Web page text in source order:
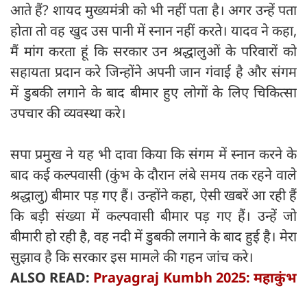
आते हैं? शायद मुख्यमंत्री को भी नहीं पता है। अगर उन्हें पता
होता तो वह खुद उस पानी में स्नान नहीं करते। यादव ने कहा,
मैं मांग करता हूं कि सरकार उन श्रद्धालुओं के परिवारों को
सहायता प्रदान करे जिन्होंने अपनी जान गंवाई है और संगम
में डुबकी लगाने के बाद बीमार हुए लोगों के लिए चिकित्सा
उपचार की व्यवस्था करे।
सपा प्रमुख ने यह भी दावा किया कि संगम में स्नान करने के
बाद कई कल्पवासी (कुंभ के दौरान लंबे समय तक रहने वाले
श्रद्धालु) बीमार पड़ गए हैं। उन्होंने कहा, ऐसी खबरें आ रही हैं
कि बड़ी संख्या में कल्पवासी बीमार पड़ गए हैं। उन्हें जो
बीमारी हो रही है, वह नदी में डुबकी लगाने के बाद हुई है। मेरा
सुझाव है कि सरकार इस मामले की गहन जांच करे।
ALSO READ: Prayagraj Kumbh 2025: महाकुंभ